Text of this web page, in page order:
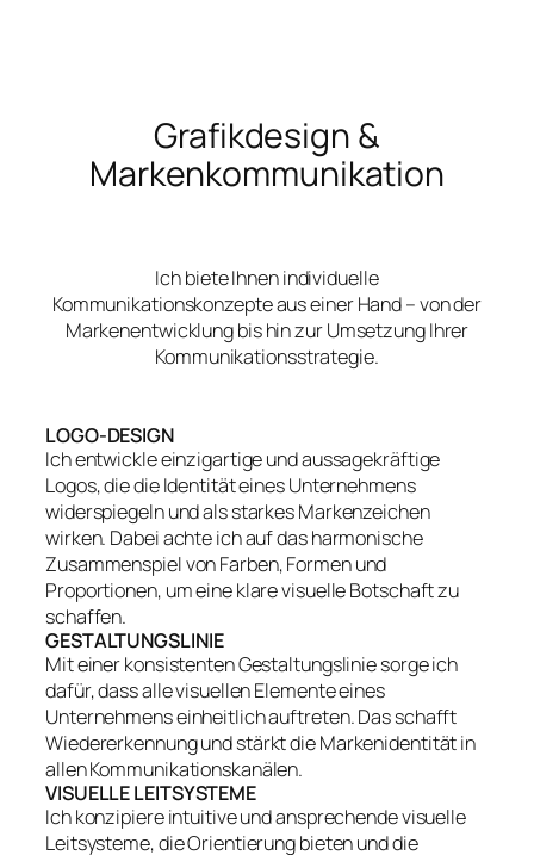
Grafikdesign &
Markenkommunikation
Ich biete Ihnen individuelle
Kommunikationskonzepte aus einer Hand – von der
Markenentwicklung bis hin zur Umsetzung Ihrer
Kommunikationsstrategie.
LOGO-DESIGN
Ich entwickle einzigartige und aussagekräftige
Logos, die die Identität eines Unternehmens
widerspiegeln und als starkes Markenzeichen
wirken. Dabei achte ich auf das harmonische
Zusammenspiel von Farben, Formen und
Proportionen, um eine klare visuelle Botschaft zu
schaffen.
GESTALTUNGSLINIE
Mit einer konsistenten Gestaltungslinie sorge ich
dafür, dass alle visuellen Elemente eines
Unternehmens einheitlich auftreten. Das schafft
Wiedererkennung und stärkt die Markenidentität in
allen Kommunikationskanälen.
VISUELLE LEITSYSTEME
Ich konzipiere intuitive und ansprechende visuelle
Leitsysteme, die Orientierung bieten und die